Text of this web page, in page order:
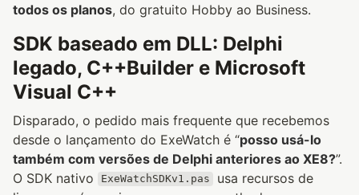
todos os planos, do gratuito Hobby ao Business.
SDK baseado em DLL: Delphi
legado, C++Builder e Microsoft
Visual C++
Disparado, o pedido mais frequente que recebemos
desde o lançamento do ExeWatch é “posso usá-lo
também com versões de Delphi anteriores ao XE8?”.
O SDK nativo
ExeWatchSDKv1.pas
usa recursos de